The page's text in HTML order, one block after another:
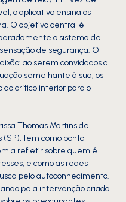
o aplicativo ensina os
O objetivo central é
o sistema de
de segurança. O
ao serem convidados a
semelhante à sua, os
crítico interior para o
Thomas Martins de
(SP), tem como ponto
a refletir sobre quem é
e como as redes
pelo autoconhecimento.
pela intervenção criada